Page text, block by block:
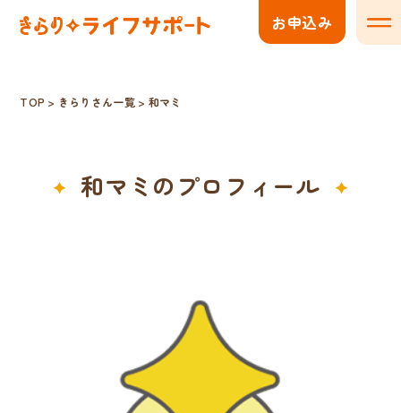
お申込み メ
TOP > きらりさん一覧 > 和マミ
和マミのプロフィール